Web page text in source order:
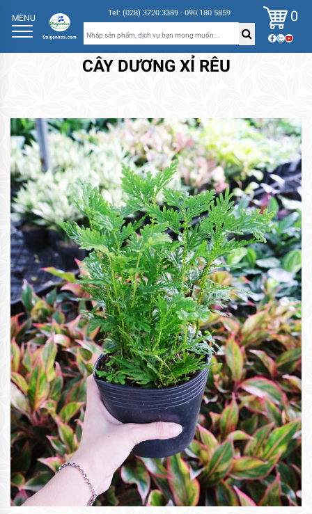
MENU Tel: (028) 3720 3389 - 090 180 5859 0
CÂY DƯƠNG XỈ RÊU